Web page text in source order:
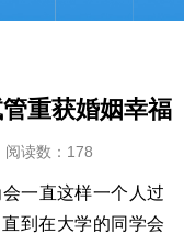
新闻资讯
走进坤和
重获婚姻幸福
阅读数：178
一直这样一个人过
到在大学的同学会